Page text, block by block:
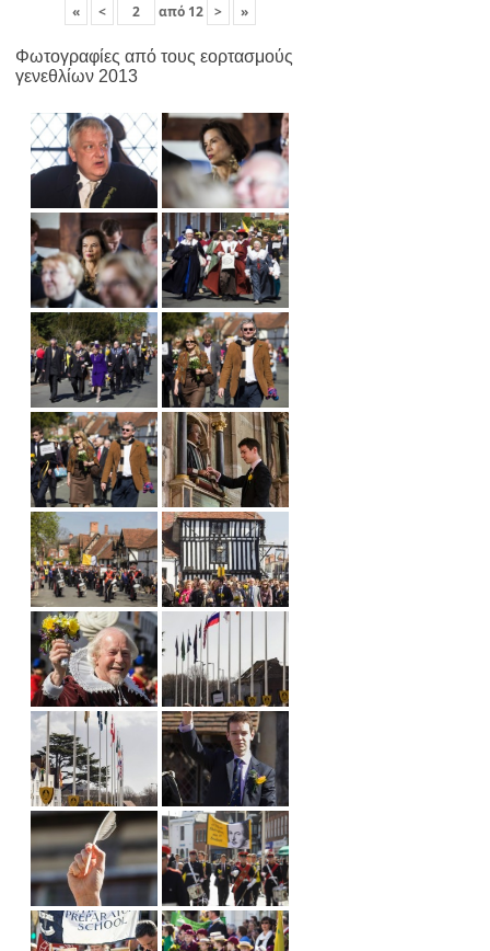
« < από 12 > »
Φωτογραφίες από τους εορτασμούς
γενεθλίων 2013